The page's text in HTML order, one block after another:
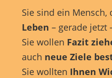
Sie sind ein Mensch,
Leben– gerade jetzt
Sie wollen Fazit
auch neue Ziele
Sie wollten Ihnen
Alle akzeptieren
Nur essenzielle